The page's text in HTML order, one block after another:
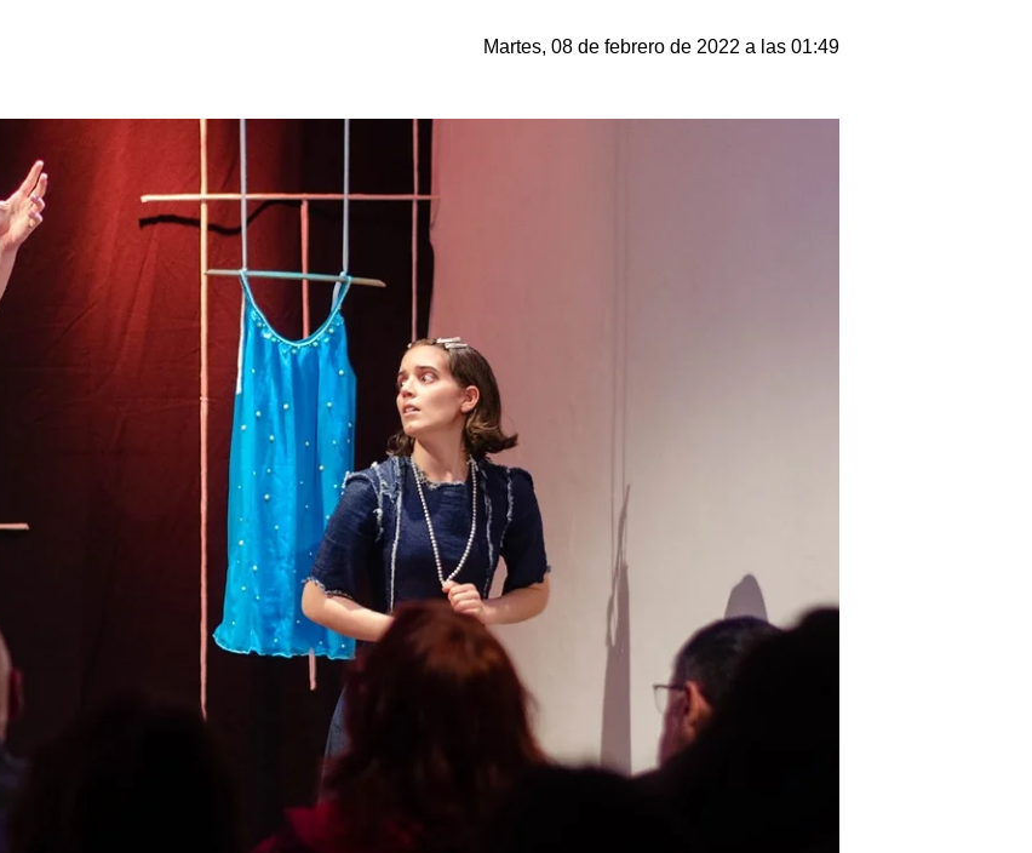
Martes, 08 de febrero de 2022 a las 01:49